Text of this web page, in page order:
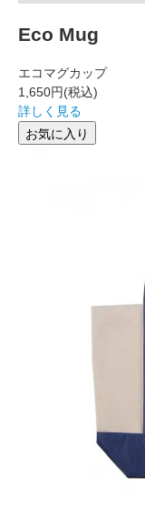
Eco Mug
エコマグカップ
1,650円(税込)
詳しく見る
お気に入り